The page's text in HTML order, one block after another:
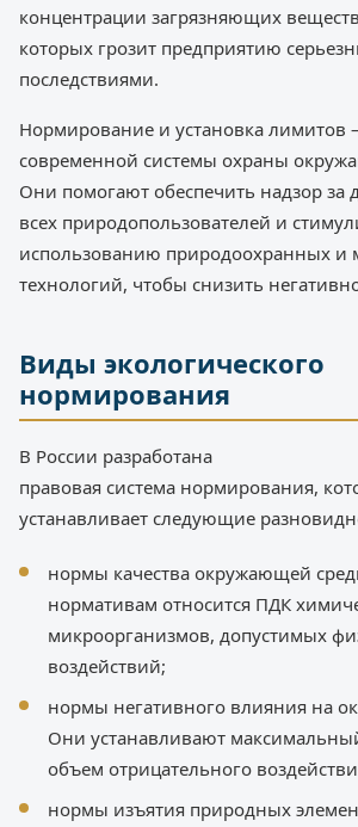
концентрации загрязняющих
которых грозит предприятию
последствиями.
Нормирование и установка лимитов
современной системы охраны
Они помогают обеспечить надзор за
всех природопользователей и
использованию природоохранных и
технологий, чтобы снизить
Виды экологического
нормирования
В России разработана
правовая система нормирования,
устанавливает следующие
нормы качества окружающей
нормативам относится ПДК
микроорганизмов, допустимых
воздействий;
нормы негативного влияния на
Они устанавливают
объем отрицательного
нормы изъятия природных